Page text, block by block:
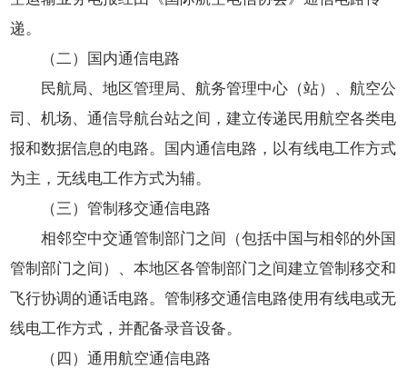
递。
（二）国内通信电路
民航局、地区管理局、航务管理中心（站）、航空公
司、机场、通信导航台站之间，建立传递民用航空各类电
报和数据信息的电路。国内通信电路，以有线电工作方式
为主，无线电工作方式为辅。
（三）管制移交通信电路
相邻空中交通管制部门之间（包括中国与相邻的外国
管制部门之间）、本地区各管制部门之间建立管制移交和
飞行协调的通话电路。管制移交通信电路使用有线电或无
线电工作方式，并配备录音设备。
（四）通用航空通信电路